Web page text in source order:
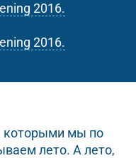
2016.
2016.
которыми мы по
лето. А лето,